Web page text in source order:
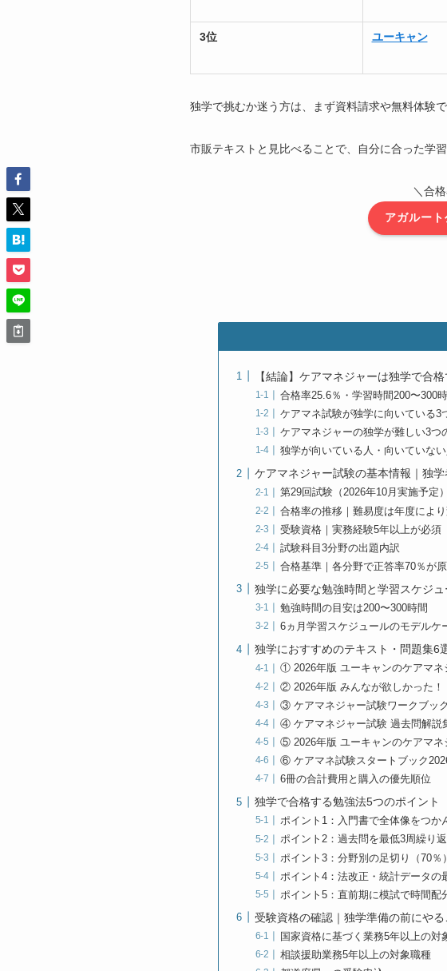
3位 ユーキャン
独学で挑むか迷う方は、まず資料請求や無料体験
市販テキストと見比べることで、自分に合った学
＼合
アガルー
【結論】ケアマネジャーは独学で合
合格率25.6％・学習時間200〜300
ケアマネ試験が独学に向いている3
ケアマネジャーの独学が難しい3つ
独学が向いている人・向いていない
ケアマネジャー試験の基本情報｜独
第29回試験（2026年10月実施予定
合格率の推移｜難易度は年度によ
受験資格｜実務経験5年以上が必須
試験科目3分野の出題内訳
合格基準｜各分野で正答率70％が原
独学に必要な勉強時間と学習スケジュ
勉強時間の目安は200〜300時間
6ヵ月学習スケジュールのモデルケ
独学におすすめのテキスト・問題集6
① 2026年版 ユーキャンのケアマネ
② 2026年版 みんなが欲しかった！
③ ケアマネジャー試験ワークブッ
④ ケアマネジャー試験 過去問解説
⑤ 2026年版 ユーキャンのケアマネ
⑥ ケアマネ試験スタートブック
6冊の合計費用と購入の優先順位
独学で合格する勉強法5つのポイント
ポイント1：入門書で全体像をつか
ポイント2：過去問を最低3周繰り
ポイント3：分野別の足切り（70％
ポイント4：法改正・統計データの
ポイント5：直前期に模試で時間配
受験資格の確認｜独学準備の前にやる
国家資格に基づく業務5年以上の対
相談援助業務5年以上の対象職種